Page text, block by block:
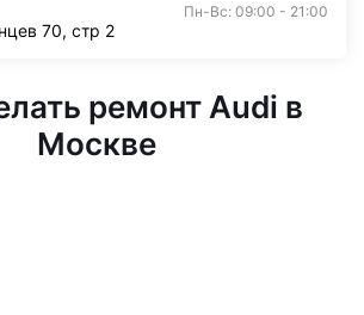
Пн-Вс: 09:00 - 21:00
70, стр 2
ремонт Audi в
Москве